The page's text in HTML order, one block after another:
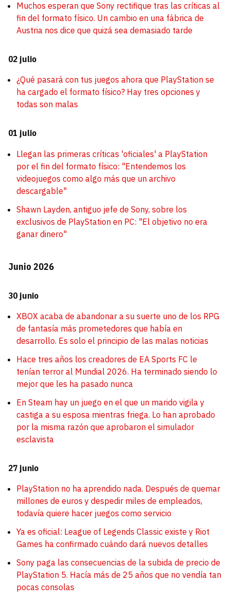
Muchos esperan que Sony rectifique tras las críticas al
fin del formato físico. Un cambio en una fábrica de
Austria nos dice que quizá sea demasiado tarde
02 julio
¿Qué pasará con tus juegos ahora que PlayStation se
ha cargado el formato físico? Hay tres opciones y
todas son malas
01 julio
Llegan las primeras críticas 'oficiales' a PlayStation
por el fin del formato físico: "Entendemos los
videojuegos como algo más que un archivo
descargable"
Shawn Layden, antiguo jefe de Sony, sobre los
exclusivos de PlayStation en PC: "El objetivo no era
ganar dinero"
Junio 2026
30 junio
XBOX acaba de abandonar a su suerte uno de los RPG
de fantasía más prometedores que había en
desarrollo. Es solo el principio de las malas noticias
Hace tres años los creadores de EA Sports FC le
tenían terror al Mundial 2026. Ha terminado siendo lo
mejor que les ha pasado nunca
En Steam hay un juego en el que un marido vigila y
castiga a su esposa mientras friega. Lo han aprobado
por la misma razón que aprobaron el simulador
esclavista
27 junio
PlayStation no ha aprendido nada. Después de quemar
millones de euros y despedir miles de empleados,
todavía quiere hacer juegos como servicio
Ya es oficial: League of Legends Classic existe y Riot
Games ha confirmado cuándo dará nuevos detalles
Sony paga las consecuencias de la subida de precio de
PlayStation 5. Hacía más de 25 años que no vendía tan
pocas consolas